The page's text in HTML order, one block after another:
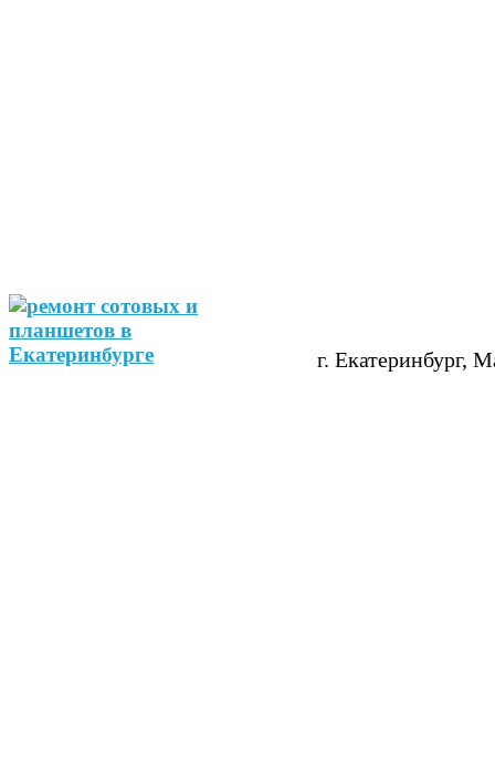
г. Екатеринбург,